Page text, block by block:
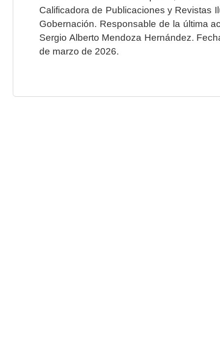
Calificadora de Publicaciones y Revistas
Gobernación. Responsable de la última
Sergio Alberto Mendoza Hernández.
de marzo de 2026.